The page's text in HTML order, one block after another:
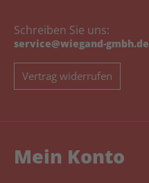
Schreiben Sie uns:
service@wiegand-gmbh.de
Vertrag widerrufen
Mein Konto